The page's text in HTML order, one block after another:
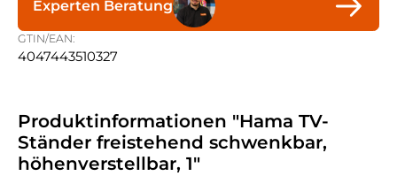
Experten Beratung
GTIN/EAN:
4047443510327
Produktinformationen "Hama TV-
Ständer freistehend schwenkbar,
höhenverstellbar, 1"